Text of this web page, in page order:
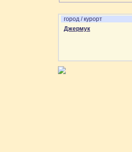
город / курорт
Джермук